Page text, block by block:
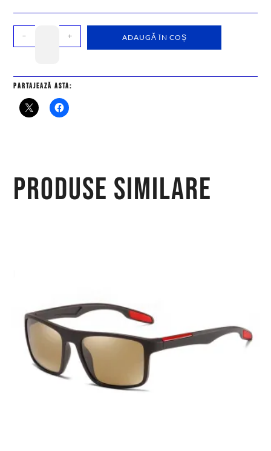
- + ADAUGĂ ÎN COȘ
Partajează asta:
Produse similare